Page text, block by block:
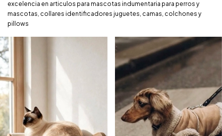
excelencia en articulos para mascotas indumentaria para perros y
mascotas, collares identificadores juguetes, camas, colchones y
pillows